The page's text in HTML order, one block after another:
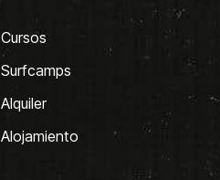
Cursos
Surfcamps
Alquiler
Alojamiento